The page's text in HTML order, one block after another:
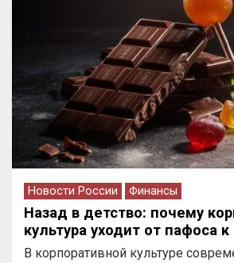
Новости России Финансы
Назад в детство: почему
культура уходит от пафоса
В корпоративной культуре